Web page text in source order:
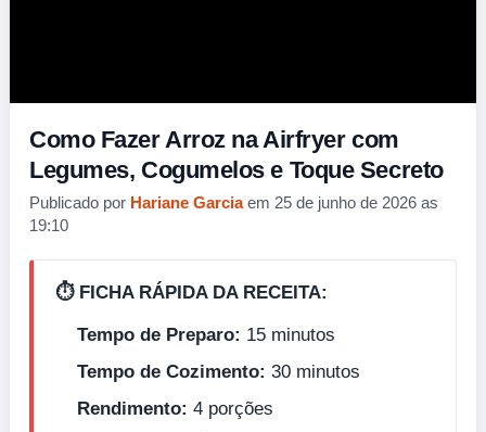
Como Fazer Arroz na Airfryer com
Legumes, Cogumelos e Toque Secreto
Publicado por Hariane Garciaem 25 de junho de 2026 as
19:10
⏱️ FICHA RÁPIDA DA RECEITA:
Tempo de Preparo: 15 minutos
Tempo de Cozimento: 30 minutos
Rendimento: 4 porções